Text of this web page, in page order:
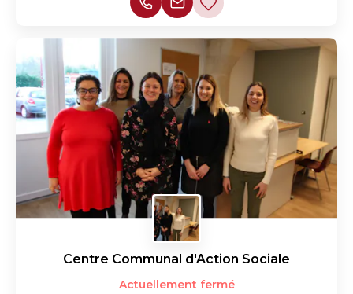
Centre Communal d'Action Sociale
Actuellement fermé